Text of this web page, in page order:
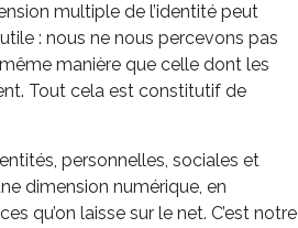
multiple de l’identité peut
: nous ne nous percevons pas
manière que celle dont les
Tout cela est constitutif de
personnelles, sociales et
dimension numérique, en
qu’on laisse sur le net. C’est notre